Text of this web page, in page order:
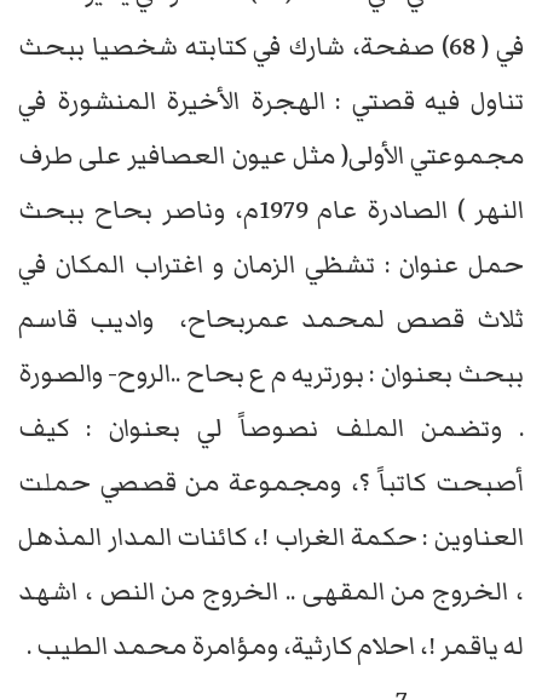
في ( 68) صفحة، شارك في كتابته شخصيا ببحث
تناول فيه قصتي : الهجرة الأخيرة المنشورة في
مجموعتي الأولى( مثل عيون العصافير على طرف
النهر ) الصادرة عام 1979م، وناصر بحاح ببحث
حمل عنوان : تشظي الزمان و اغتراب المكان في
ثلاث قصص لمحمد عمربحاح، واديب قاسم
ببحث بعنوان : بورتريه م ع بحاح ..الروح- والصورة
. وتضمن الملف نصوصاً لي بعنوان : كيف
أصبحت كاتباً ؟، ومجموعة من قصصي حملت
العناوين : حكمة الغراب !، كائنات المدار المذهل
، الخروج من المقهى .. الخروج من النص ، اشهد
له ياقمر !، احلام كارثية، ومؤامرة محمد الطيب .